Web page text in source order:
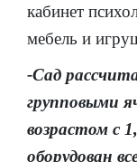
кабинет
мебель и
-Сад
групповыми
возрастом с
оборудован